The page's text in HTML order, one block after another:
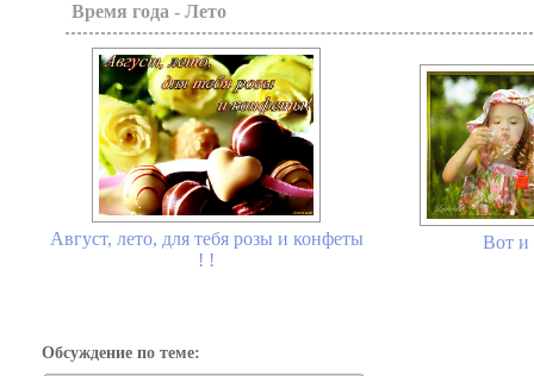
Время года - Лето
Август, лето, для тебя розы и конфеты
! !
Вот и
Обсуждение по теме: